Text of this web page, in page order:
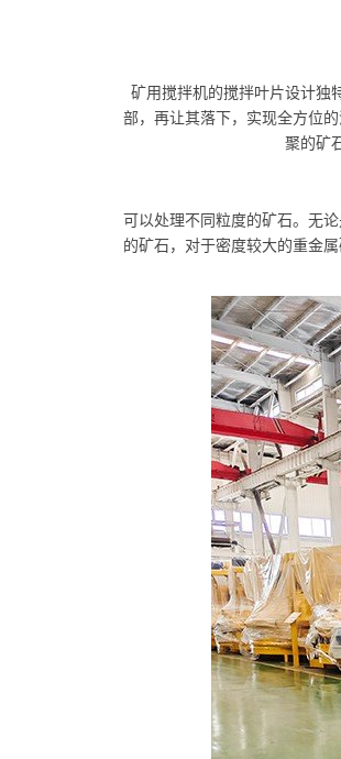
矿用搅拌机的搅拌叶片设计独
部，再让其落下，实现全方位
聚的矿
可以处理不同粒度的矿石。无
的矿石，对于密度较大的重金